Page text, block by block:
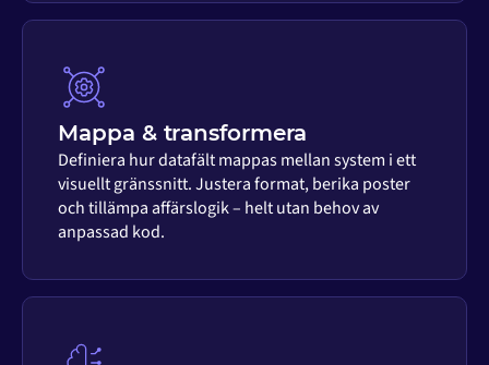
Mappa & transformera
Definiera hur datafält mappas mellan system i ett
visuellt gränssnitt. Justera format, berika poster
och tillämpa affärslogik – helt utan behov av
anpassad kod.